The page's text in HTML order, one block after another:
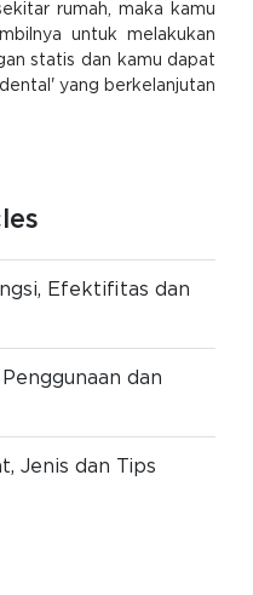
rumah, maka kamu
untuk melakukan
statis dan kamu dapat
yang berkelanjutan
Efektifitas dan
dan
Jenis dan Tips